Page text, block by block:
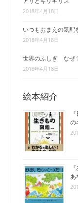
2018年4月18日
いつもおまえの気配
2018年4月18日
世界のふしぎ なぜ
2018年4月18日
絵本紹介
の
あ